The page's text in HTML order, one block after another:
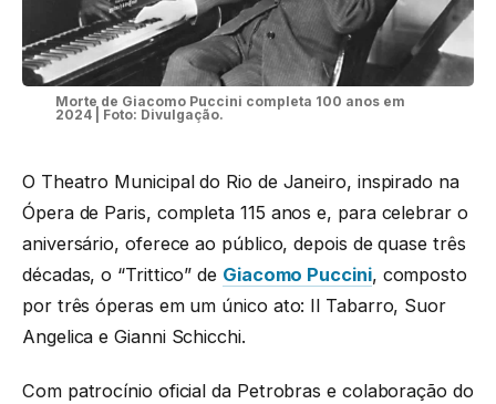
Morte de Giacomo Puccini completa 100 anos em
2024 | Foto: Divulgação.
O Theatro Municipal do Rio de Janeiro, inspirado na
Ópera de Paris, completa 115 anos e, para celebrar o
aniversário, oferece ao público, depois de quase três
décadas, o “Trittico” de Giacomo Puccini, composto
por três óperas em um único ato: Il Tabarro, Suor
Angelica e Gianni Schicchi.
Com patrocínio oficial da Petrobras e colaboração do